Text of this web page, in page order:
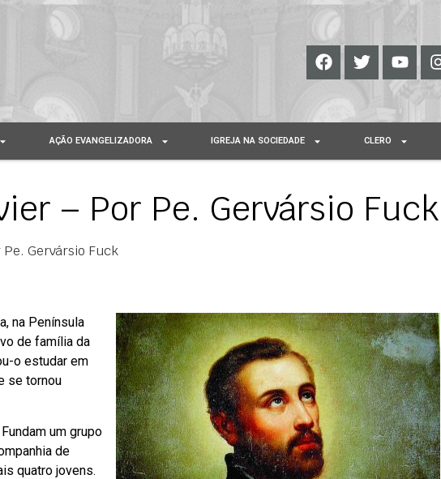
AÇÃO EVANGELIZADORA IGREJA NA SOCIEDADE CLERO
– Por Pe. Gervársio Fuck
Gervársio Fuck
na Península
de família da
o estudar em
se tornou
um grupo
de
quatro jovens.